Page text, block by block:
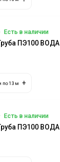
Есть в наличии
ПЭ100 ВОДА
по 13 м +
Есть в наличии
ПЭ100 ВОДА